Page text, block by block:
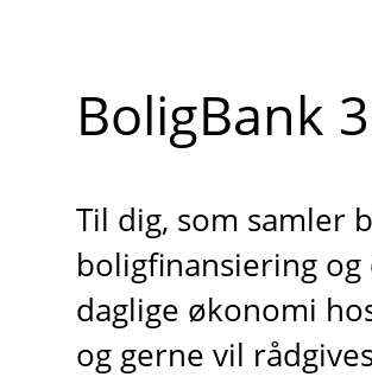
BoligBank
Til dig, som samler
boligfinansiering og
daglige økonomi
og gerne vil